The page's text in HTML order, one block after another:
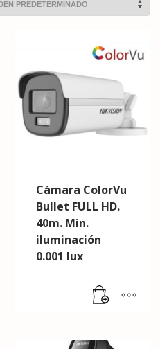
Cámara ColorVu
Bullet FULL HD.
40m. Min.
iluminación
0.001 lux